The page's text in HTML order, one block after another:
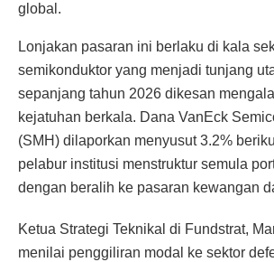
global.
Lonjakan pasaran ini berlaku di kala
semikonduktor yang menjadi tunjang
sepanjang tahun 2026 dikesan
kejatuhan berkala. Dana VanEck
(SMH) dilaporkan menyusut 3.2%
pelabur institusi menstruktur semula
dengan beralih ke pasaran kewangan
Ketua Strategi Teknikal di Fundstrat,
menilai penggiliran modal ke sektor